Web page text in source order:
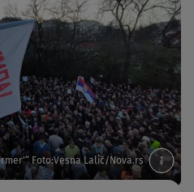
Foto:Vesna Lalić/Nova.rs